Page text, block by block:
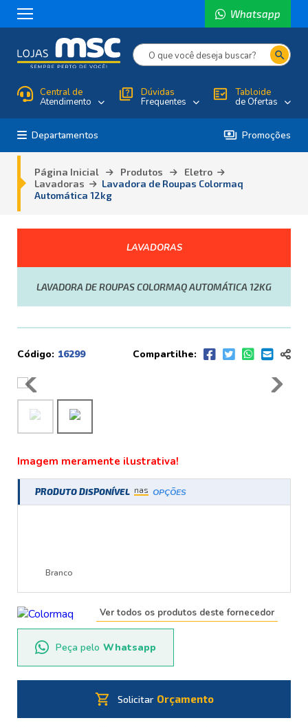
Whatsapp
search
Central de
Atendimento quiz Dúvidas
Frequentes fact_check Tabloide
de Ofertas
Departamentos payments Promoções
Página Inicial Produtos
Eletro
Lavadoras
Lavadora de Roupas Colormaq
Automática 12kg
LAVADORAS
LAVADORA DE ROUPAS COLORMAQ AUTOMÁTICA 12KG
Código: 16299 Compartilhe:
Imagem meramente ilustrativa!
PRODUTO DISPONÍVEL nas OPÇÕES
Branco
Ver todos os produtos deste fornecedor
Peça pelo Whatsapp
shopping_cart Solicitar Orçamento